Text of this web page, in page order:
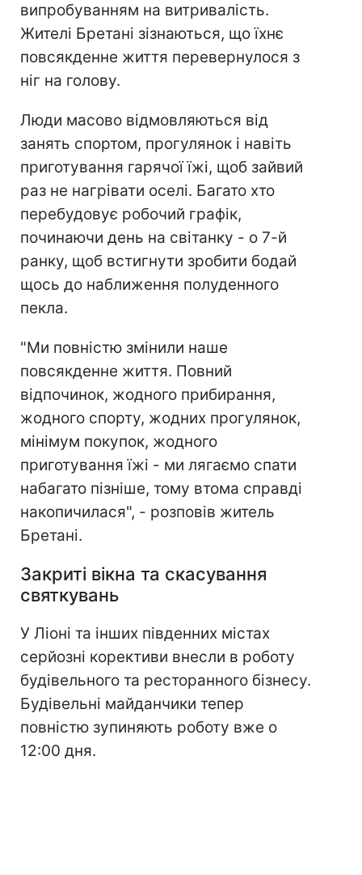
випробуванням на витривалість.
Жителі Бретані зізнаються, що їхнє
повсякденне життя перевернулося з
ніг на голову.
Люди масово відмовляються від
занять спортом, прогулянок і навіть
приготування гарячої їжі, щоб зайвий
раз не нагрівати оселі. Багато хто
перебудовує робочий графік,
починаючи день на світанку - о 7-й
ранку, щоб встигнути зробити бодай
щось до наближення полуденного
пекла.
"Ми повністю змінили наше
повсякденне життя. Повний
відпочинок, жодного прибирання,
жодного спорту, жодних прогулянок,
мінімум покупок, жодного
приготування їжі - ми лягаємо спати
набагато пізніше, тому втома справді
накопичилася", - розповів житель
Бретані.
Закриті вікна та скасування
святкувань
У Ліоні та інших південних містах
серйозні корективи внесли в роботу
будівельного та ресторанного бізнесу.
Будівельні майданчики тепер
повністю зупиняють роботу вже о
12:00 дня.